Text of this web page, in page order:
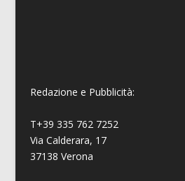
Redazione e Pubblicità:
T+39 335 762 7252
Via Calderara, 17
37138 Verona